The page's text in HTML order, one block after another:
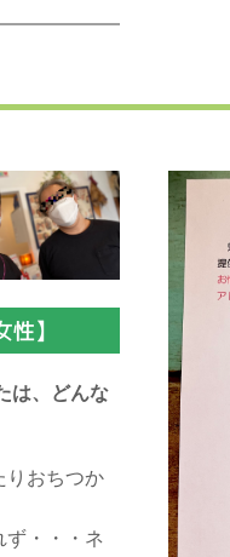
】
は、どんな
りおちつか
ず・・・ネ